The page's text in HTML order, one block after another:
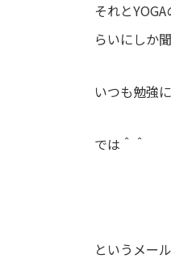
それとYOGA
らいにしか
いつも勉強
では＾＾
というメー